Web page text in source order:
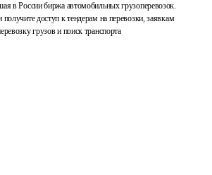
в России биржа автомобильных грузоперевозок.
получите доступ к тендерам на перевозки, заявкам
грузов и поиск транспорта